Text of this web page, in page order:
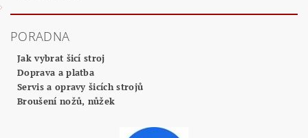
PORADNA
Jak vybrat šicí stroj
Doprava a platba
Servis a opravy šicích strojů
Broušení nožů, nůžek